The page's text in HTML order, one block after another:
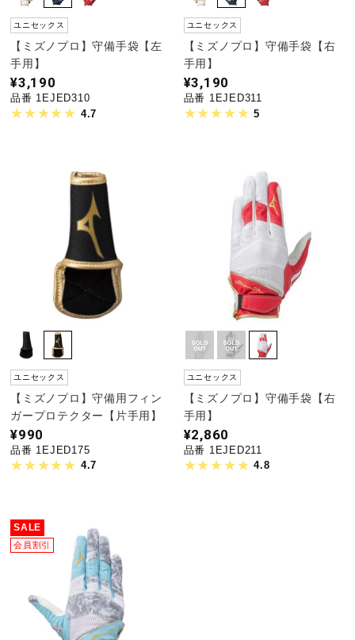
ユニセックス
【ミズノプロ】守備手袋【左
手用】
¥3,190
品番 1EJED310
4.7
ユニセックス
【ミズノプロ】守備手袋【右
手用】
¥3,190
品番 1EJED311
5
ユニセックス
【ミズノプロ】守備用フィン
ガープロテクター【片手用】
¥990
品番 1EJED175
4.7
ユニセックス
【ミズノプロ】守備手袋【右
手用】
¥2,860
品番 1EJED211
4.8
SALE
会員割引